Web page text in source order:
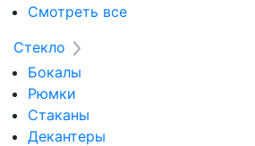
Смотреть все
Стекло
Бокалы
Рюмки
Стаканы
Декантеры